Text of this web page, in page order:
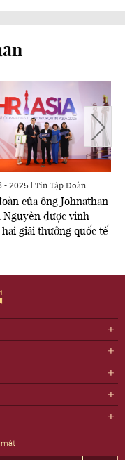
- 2025 | Tin Tập Đoàn
của ông Johnathan
Nguyễn được vinh
giải thưởng quốc tế